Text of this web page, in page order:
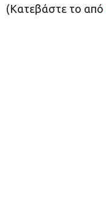
(Κατεβάστε το από